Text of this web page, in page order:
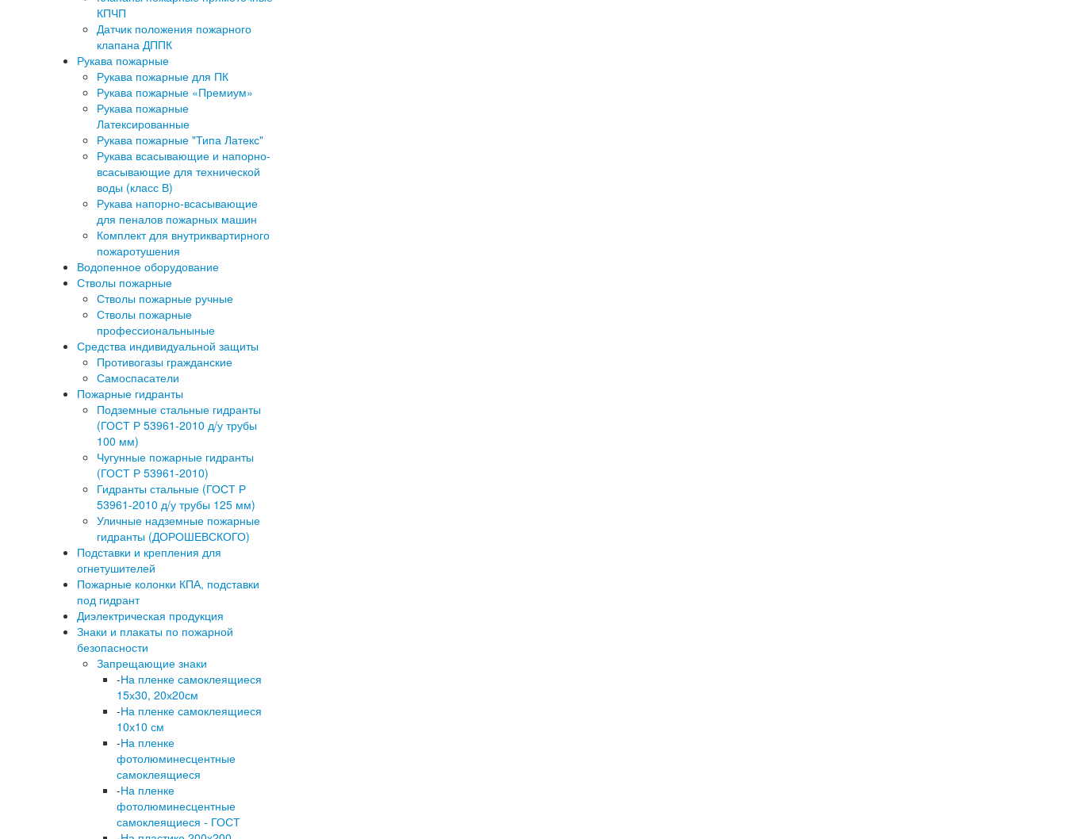
КПЧП
Датчик положения пожарного
клапана ДППК
Рукава пожарные
Рукава пожарные для ПК
Рукава пожарные «Премиум»
Рукава пожарные
Латексированные
Рукава пожарные "Типа Латекс"
Рукава всасывающие и напорно-
всасывающие для технической
воды (класс В)
Рукава напорно-всасывающие
для пеналов пожарных машин
Комплект для внутриквартирного
пожаротушения
Водопенное оборудование
Стволы пожарные
Стволы пожарные ручные
Стволы пожарные
профессиональныные
Средства индивидуальной защиты
Противогазы гражданские
Самоспасатели
Пожарные гидранты
Подземные стальные гидранты
(ГОСТ Р 53961-2010 д/у трубы
100 мм)
Чугунные пожарные гидранты
(ГОСТ Р 53961-2010)
Гидранты стальные (ГОСТ Р
53961-2010 д/у трубы 125 мм)
Уличные надземные пожарные
гидранты (ДОРОШЕВСКОГО)
Подставки и крепления для
огнетушителей
Пожарные колонки КПА, подставки
под гидрант
Диэлектрическая продукция
Знаки и плакаты по пожарной
безопасности
Запрещающие знаки
-На пленке самоклеящиеся
15х30, 20х20см
-На пленке самоклеящиеся
10х10 см
-На пленке
фотолюминесцентные
самоклеящиеся
-На пленке
фотолюминесцентные
самоклеящиеся - ГОСТ